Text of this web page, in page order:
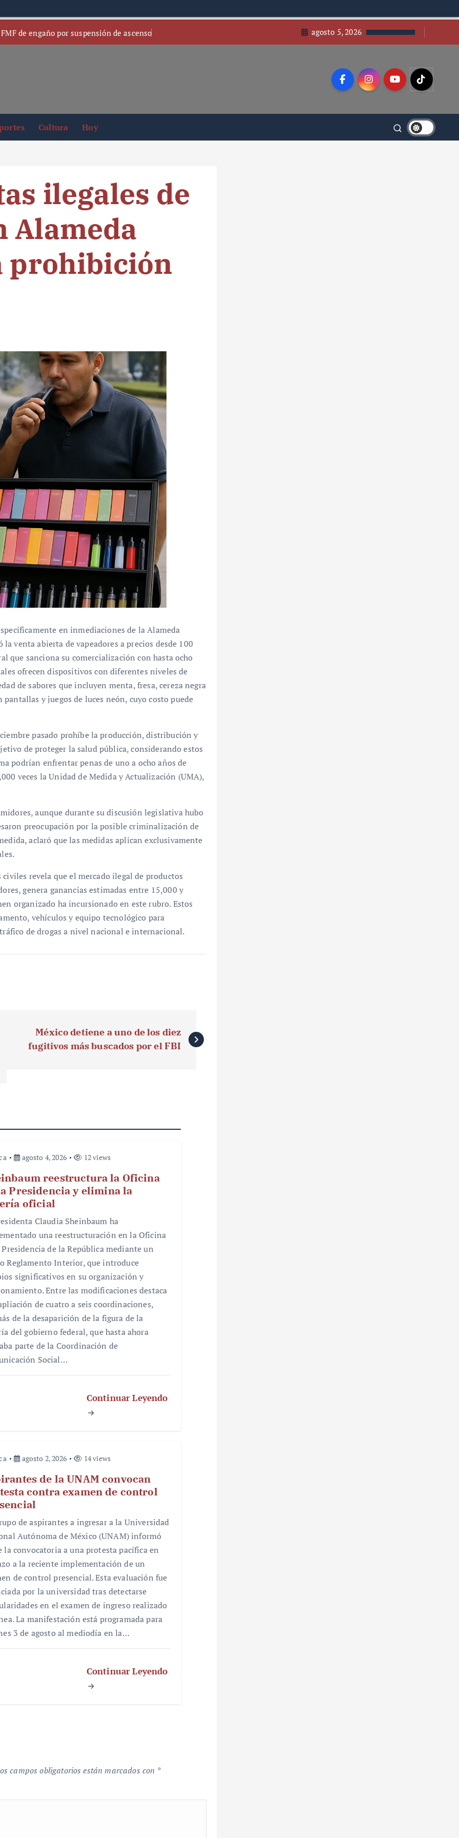
de engaño por suspensión de ascenso agosto 5, 2026
Cultura Hoy
ilegales de
Alameda
prohibición
en inmediaciones de la Alameda
venta abierta de vapeadores a precios desde 100
que sanciona su comercialización con hasta ocho
ofrecen dispositivos con diferentes niveles de
de sabores que incluyen menta, fresa, cereza negra
y juegos de luces neón, cuyo costo puede
pasado prohíbe la producción, distribución y
de proteger la salud pública, considerando estos
podrían enfrentar penas de uno a ocho años de
veces la Unidad de Medida y Actualización (UMA),
aunque durante su discusión legislativa hubo
preocupación por la posible criminalización de
aclaró que las medidas aplican exclusivamente
revela que el mercado ilegal de productos
genera ganancias estimadas entre 15,000 y
organizado ha incursionado en este rubro. Estos
vehículos y equipo tecnológico para
de drogas a nivel nacional e internacional.
México detiene a uno de los diez
fugitivos más buscados por el FBI
agosto 4, 2026 12 views
reestructura la Oficina
Presidencia y elimina la
oficial
Claudia Sheinbaum ha
una reestructuración en la Oficina
Presidencia de la República mediante un
Reglamento Interior, que introduce
significativos en su organización y
Entre las modificaciones destaca
de cuatro a seis coordinaciones,
de la desaparición de la figura de la
del gobierno federal, que hasta ahora
parte de la Coordinación de
Social…
Continuar Leyendo
agosto 2, 2026 14 views
de la UNAM convocan
contra examen de control
de aspirantes a ingresar a la Universidad
Autónoma de México (UNAM) informó
la convocatoria a una protesta pacífica en
a la reciente implementación de un
de control presencial. Esta evaluación fue
por la universidad tras detectarse
en el examen de ingreso realizado
La manifestación está programada para
3 de agosto al mediodía en la…
Continuar Leyendo
campos obligatorios están marcados con *